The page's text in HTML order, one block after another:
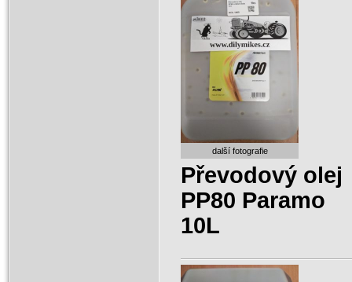
další fotografie
Převodový olej
PP80 Paramo
10L